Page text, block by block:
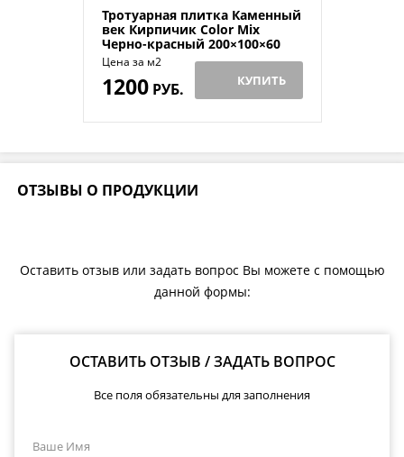
Тротуарная плитка Каменный
век Кирпичик Color Mix
Черно-красный 200×100×60
Цена за м2
1200РУБ. КУПИТЬ
ОТЗЫВЫ О ПРОДУКЦИИ
Оставить отзыв или задать вопрос Вы можете с помощью
данной формы:
ОСТАВИТЬ ОТЗЫВ / ЗАДАТЬ ВОПРОС
Все поля обязательны для заполнения
Ваше Имя